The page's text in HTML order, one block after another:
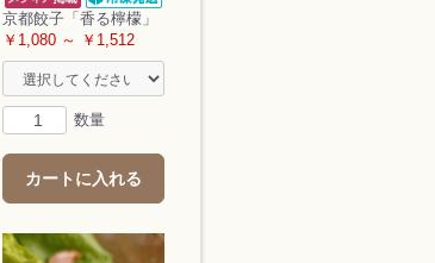
京都餃子「香る檸檬」
￥1,080 ～ ￥1,512
数量
カートに入れる